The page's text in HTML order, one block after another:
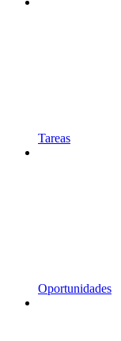
Tareas
Oportunidades